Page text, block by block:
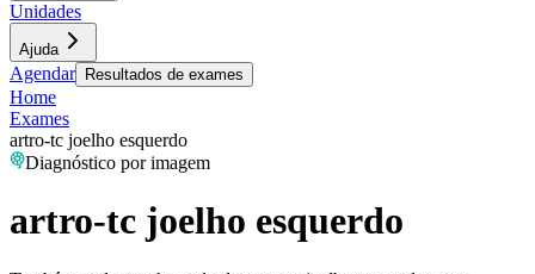
Unidades
Ajuda
Agendar Resultados de exames
Home
Exames
artro-tc joelho esquerdo
Diagnóstico por imagem
artro-tc joelho esquerdo